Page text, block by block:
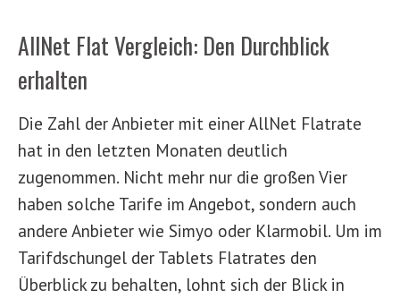
AllNet Flat Vergleich: Den Durchblick
erhalten
Die Zahl der Anbieter mit einer AllNet Flatrate
hat in den letzten Monaten deutlich
zugenommen. Nicht mehr nur die großen Vier
haben solche Tarife im Angebot, sondern auch
andere Anbieter wie Simyo oder Klarmobil. Um im
Tarifdschungel der Tablets Flatrates den
Überblick zu behalten, lohnt sich der Blick in